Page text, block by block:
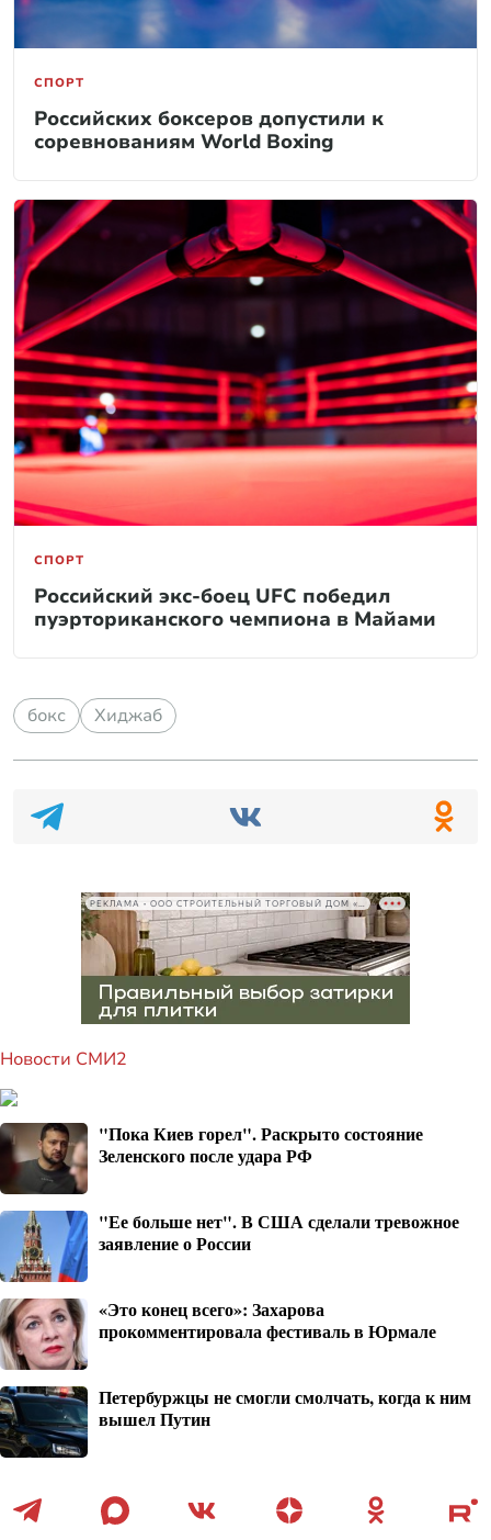
СПОРТ
Российских боксеров допустили к
соревнованиям World Boxing
СПОРТ
Российский экс-боец UFC победил
пуэрториканского чемпиона в Майами
бокс Хиджаб
РЕКЛАМА • ООО СТРОИТЕЛЬНЫЙ ТОРГОВЫЙ ДОМ «ПЕТРОВИЧ», ИНН 7802348846
Новости СМИ2
"Пока Киев горел". Раскрыто состояние
Зеленского после удара РФ
"Ее больше нет". В США сделали тревожное
заявление о России
«Это конец всего»: Захарова
прокомментировала фестиваль в Юрмале
Петербуржцы не смогли смолчать, когда к ним
вышел Путин